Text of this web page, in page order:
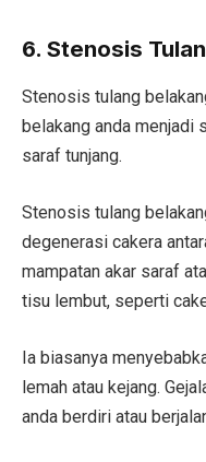
6. Stenosis
Stenosis tulang
belakang anda menjadi
saraf tunjang.
Stenosis tulang
degenerasi cakera
mampatan akar saraf
tisu lembut, seperti
Ia biasanya
lemah atau kejang.
anda berdiri atau